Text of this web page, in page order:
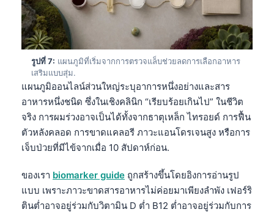
รูปที่ 7: แผนภูมิที่เริ่มจากการตรวจแล็บช่วยลดการเลือกอาหาร
เสริมแบบสุ่ม.
แผนภูมิออนไลน์ส่วนใหญ่ระบุอาการหนึ่งอย่างและสาร
อาหารหนึ่งชนิด ซึ่งในเชิงคลินิก “เรียบร้อยเกินไป” ในชีวิต
จริง การผมร่วงอาจเป็นได้ทั้งจากธาตุเหล็ก ไทรอยด์ การฟื้น
ตัวหลังคลอด การขาดแคลอรี ภาวะแอนโดรเจนสูง หรือการ
เจ็บป่วยที่มีไข้จากเมื่อ 10 สัปดาห์ก่อน.
ของเรา biomarker guide ถูกสร้างขึ้นโดยอิงการอ่านรูป
แบบ เพราะภาวะขาดสารอาหารไม่ค่อยมาเพียงลำพัง เฟอร์ริ
ตินต่ำอาจอยู่ร่วมกับวิตามิน D ต่ำ B12 ต่ำอาจอยู่ร่วมกับการ
Tiếng Việt
Tagalog
ភាសាខ្មែរ
Kiswahili
አማርኛ
Українська
O‘zbekcha
Català
Қазақ тілі